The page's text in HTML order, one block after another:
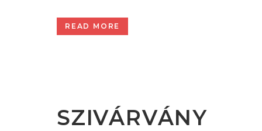
READ MORE
SZIVÁRVÁNY